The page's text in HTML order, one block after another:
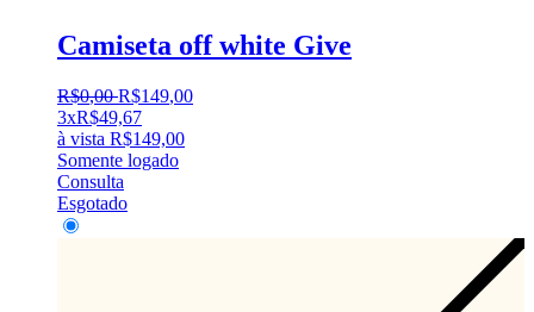
Camiseta off white Give
R$0,00 R$149,00
3xR$49,67
à vista R$149,00
Somente logado
Consulta
Esgotado